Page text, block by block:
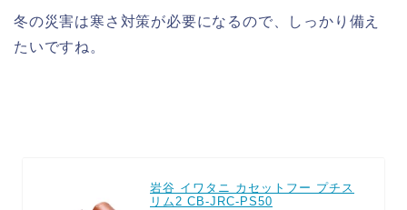
冬の災害は寒さ対策が必要になるので、しっかり備え
たいですね。
岩谷 イワタニ カセットフー プチス
リム2 CB-JRC-PS50